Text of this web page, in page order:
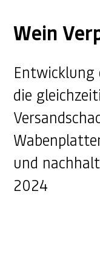
Wein
Entwicklung
die
und
2024